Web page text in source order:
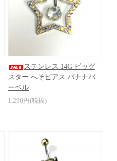
ステンレス 14G ビッグ
スター へそピアス バナナバ
ーベル
1,290円(税抜)